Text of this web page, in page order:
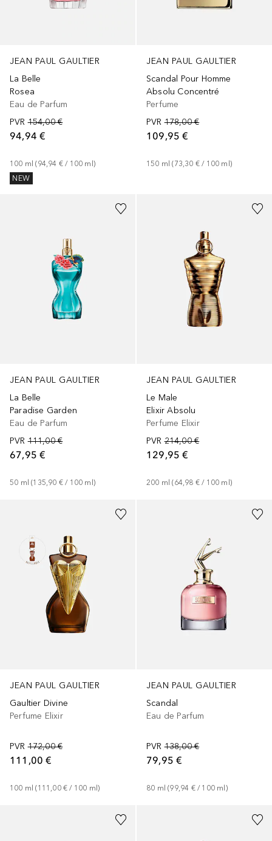
JEAN PAUL GAULTIER
La Belle
Rosea
Eau de Parfum
PVR 154,00 €
94,94 €
100 ml (94,94 € / 100 ml )
NEW
JEAN PAUL GAULTIER
Scandal Pour Homme
Absolu Concentré
Perfume
PVR 178,00 €
109,95 €
150 ml (73,30 € / 100 ml )
JEAN PAUL GAULTIER
La Belle
Paradise Garden
Eau de Parfum
PVR 111,00 €
67,95 €
50 ml (135,90 € / 100 ml)
JEAN PAUL GAULTIER
Le Male
Elixir Absolu
Perfume Elixir
PVR 214,00 €
129,95 €
200 ml (64,98 € / 100 ml)
JEAN PAUL GAULTIER
Gaultier Divine
Perfume Elixir
PVR 172,00 €
111,00 €
100 ml (111,00 € / 100 ml)
JEAN PAUL GAULTIER
Scandal
Eau de Parfum
PVR 138,00 €
79,95 €
80 ml (99,94 € / 100 ml)